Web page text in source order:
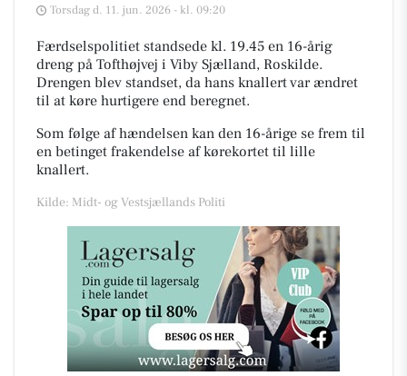
Torsdag d. 11. jun. 2026 - kl. 09:20
Færdselspolitiet standsede kl. 19.45 en 16-årig
dreng på Tofthøjvej i Viby Sjælland, Roskilde.
Drengen blev standset, da hans knallert var ændret
til at køre hurtigere end beregnet.
Som følge af hændelsen kan den 16-årige se frem til
en betinget frakendelse af kørekortet til lille
knallert.
Kilde: Midt- og Vestsjællands Politi